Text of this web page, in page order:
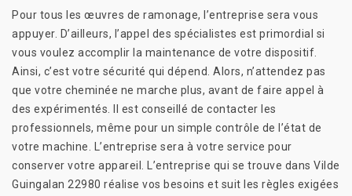
Pour tous les œuvres de ramonage, l’entreprise sera vous
appuyer. D’ailleurs, l’appel des spécialistes est primordial si
vous voulez accomplir la maintenance de votre dispositif.
Ainsi, c’est votre sécurité qui dépend. Alors, n’attendez pas
que votre cheminée ne marche plus, avant de faire appel à
des expérimentés. Il est conseillé de contacter les
professionnels, même pour un simple contrôle de l’état de
votre machine. L’entreprise sera à votre service pour
conserver votre appareil. L’entreprise qui se trouve dans Vilde
Guingalan 22980 réalise vos besoins et suit les règles exigées